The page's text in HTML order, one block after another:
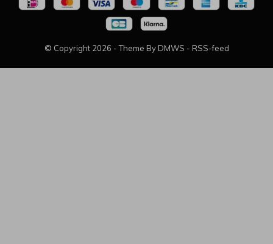
© Copyright 2026 - Theme By DMWS - RSS-feed